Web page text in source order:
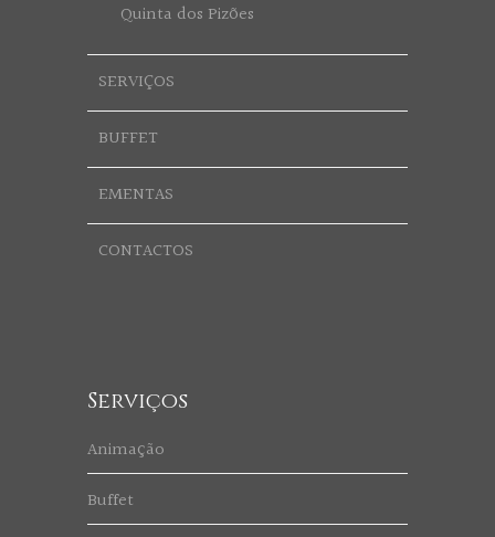
Quinta dos Pizões
SERVIÇOS
BUFFET
EMENTAS
CONTACTOS
Serviços
Animação
Buffet